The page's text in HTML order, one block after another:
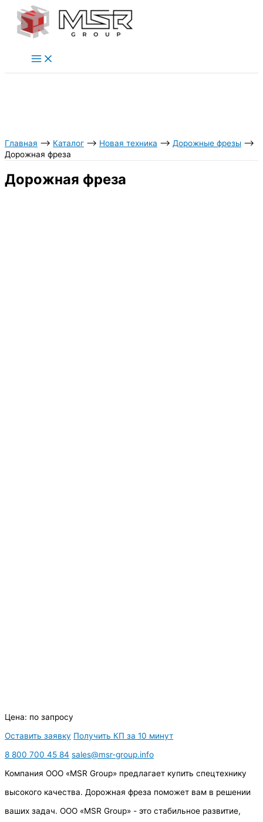
Перейти
Главная ⟶ Каталог ⟶ Новая техника ⟶ Дорожные фрезы ⟶
Дорожная фреза
Дорожная фреза
Цена: по запросу
Оставить заявку Получить КП за 10 минут
8 800 700 45 84 sales@msr-group.info
Компания ООО «MSR Group» предлагает купить спецтехнику
высокого качества. Дорожная фреза поможет вам в решении
ваших задач. ООО «MSR Group» - это стабильное развитие,